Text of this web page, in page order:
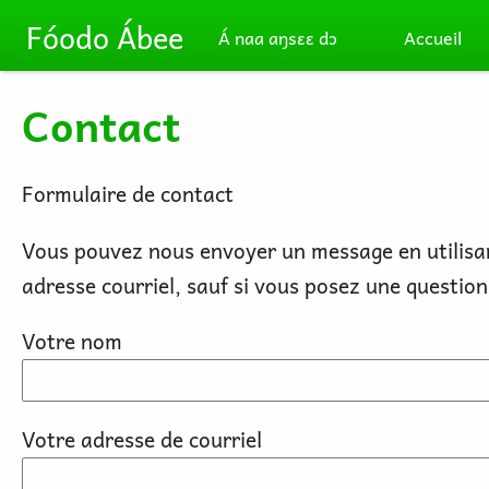
Skip to main content
Fóodo Ábee Á naa aŋsɛɛ dɔ Accueil
Contact
Formulaire de contact
Vous pouvez nous envoyer un message en
adresse courriel, sauf si vous posez une
Votre nom
Votre adresse de courriel